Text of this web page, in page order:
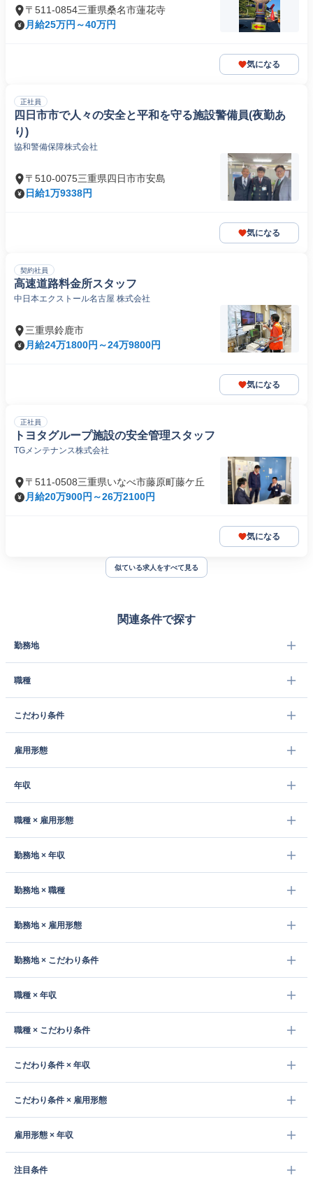
〒511-0854三重県桑名市蓮花寺
月給25万円～40万円
気になる
正社員
四日市市で人々の安全と平和を守る施設警備員(夜勤あ
り)
協和警備保障株式会社
〒510-0075三重県四日市市安島
日給1万9338円
気になる
契約社員
高速道路料金所スタッフ
中日本エクストール名古屋 株式会社
三重県鈴鹿市
月給24万1800円～24万9800円
気になる
正社員
トヨタグループ施設の安全管理スタッフ
TGメンテナンス株式会社
〒511-0508三重県いなべ市藤原町藤ケ丘
月給20万900円～26万2100円
気になる
似ている求人をすべて見る
関連条件で探す
勤務地
職種
こだわり条件
雇用形態
年収
職種 × 雇用形態
勤務地 × 年収
勤務地 × 職種
勤務地 × 雇用形態
勤務地 × こだわり条件
職種 × 年収
職種 × こだわり条件
こだわり条件 × 年収
こだわり条件 × 雇用形態
雇用形態 × 年収
注目条件